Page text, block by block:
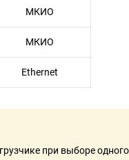
МКИО
МКИО
Ethernet
при выборе